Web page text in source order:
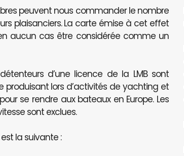
peuvent nous commander le nombre
plaisanciers. La carte émise à cet effet
aucun cas être considérée comme un
d’une licence de la LMB sont
produisant lors d’activités de yachting et
se rendre aux bateaux en Europe. Les
sont exclues.
la suivante :